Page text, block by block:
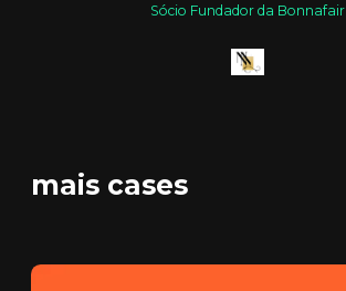
Sócio Fundador da Bonnafair
mais cases